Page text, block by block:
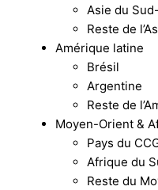
Asie du
Reste de
Amérique latine
Brésil
Argentine
Reste de
Moyen-Orient &
Pays du
Afrique du
Reste du